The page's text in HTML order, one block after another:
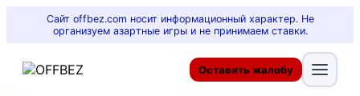
Сайт offbez.com носит информационный характер. Не
организуем азартные игры и не принимаем ставки.
Оставить жалобу